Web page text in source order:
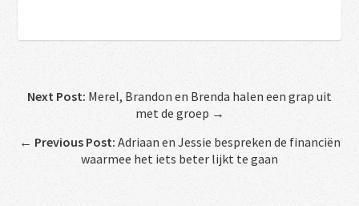
Next Post: Merel, Brandon en Brenda halen een grap uit
met de groep →
← Previous Post: Adriaan en Jessie bespreken de financiën
waarmee het iets beter lijkt te gaan